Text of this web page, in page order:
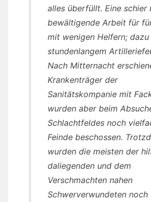
alles überfüllt. Eine schier
bewältigende Arbeit für
mit wenigen Helfern; dazu
stundenlangem
Nach Mitternacht
Krankenträger der
Sanitätskompanie mit
wurden aber beim
Schlachtfeldes noch
Feinde beschossen.
wurden die meisten der
daliegenden und dem
Verschmachten nahen
Schwerverwundeten noch